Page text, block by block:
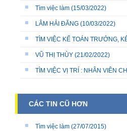
Tìm việc làm (15/03/2022)
LÂM HẢI ĐĂNG (10/03/2022)
TÌM VIỆC KẾ TOÁN TRƯỞNG,
VŨ THỊ THÙY (21/02/2022)
TÌM VIỆC VỊ TRÍ : NHÂN VIÊN
CÁC TIN CŨ HƠN
Tìm việc làm (27/07/2015)